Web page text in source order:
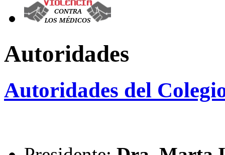
Autoridades
Autoridades del